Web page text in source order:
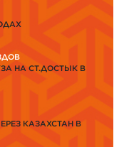
НА СТ.ДОСТЫК В
КАЗАХСТАН В